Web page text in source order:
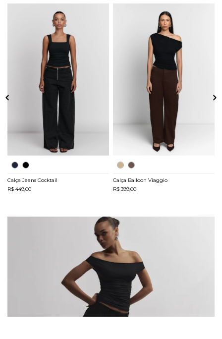
Calça Jeans Cocktail
R$ 449,00
Calça Balloon Viaggio
R$ 399,00